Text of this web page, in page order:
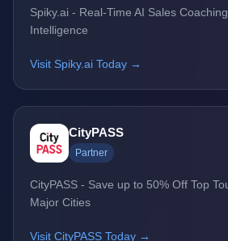
Spiky.ai - Real-Time AI Sales
Intelligence
Visit Spiky.ai Today →
CityPASS
Partner
CityPASS - Save up to 50% Off Top
Major Cities
Visit CityPASS Today →